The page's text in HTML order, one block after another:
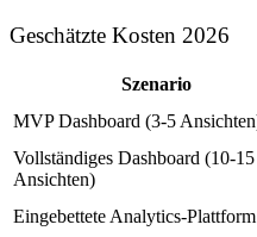
Geschätzte Kosten 2026
Szenario
MVP Dashboard (3-5
Vollständiges Dashboard (10-15
Ansichten)
Eingebettete Analytics-Plattform